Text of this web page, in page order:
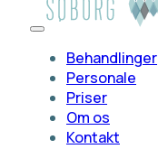
Behandlinger
Personale
Priser
Om os
Kontakt